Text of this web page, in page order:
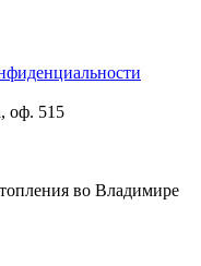
оф. 515
во Владимире